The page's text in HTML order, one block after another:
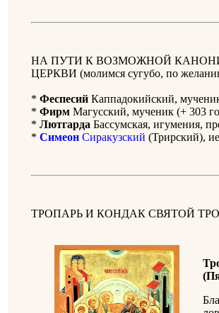
НА ПУТИ К ВОЗМОЖНОЙ
ЦЕРКВИ (молимся сугубо, по
* Феспесий Каппадокийский,
* Фирм Магусский, мученик (+ 303
* Лютгарда Бассумская, игумения,
* Симеон Сиракузский (Трирский),
ТРОПАРЬ И КОНДАК СВЯТОЙ